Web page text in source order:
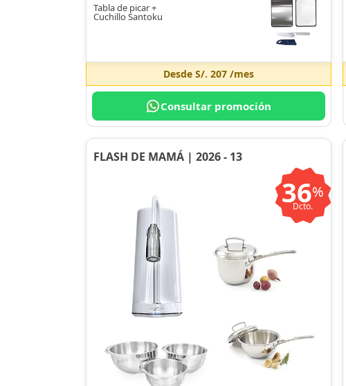
Tabla de picar +
Cuchillo Santoku
Desde S/. 207/mes
Consultar promoción
FLASH DE MAMÁ | 2026 - 13
36%
Dcto.